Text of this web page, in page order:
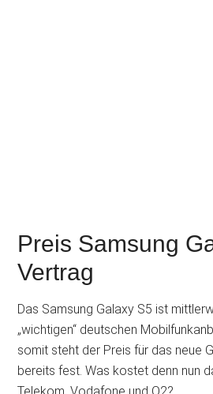
Preis Samsung
Vertrag
Das Samsung Galaxy S5 ist
„wichtigen“ deutschen
somit steht der Preis für das neue
bereits fest. Was kostet denn nun